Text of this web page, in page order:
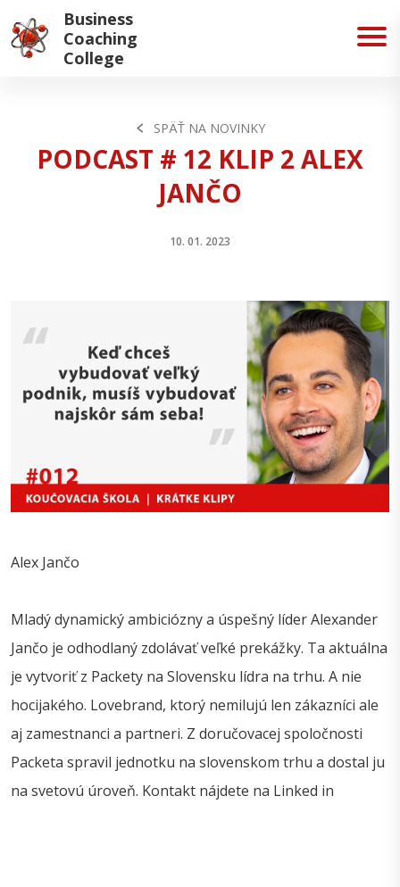
Business
Coaching
College
SPÄŤ NA NOVINKY
PODCAST # 12 KLIP 2 ALEX
JANČO
10. 01. 2023
Alex Jančo
Mladý dynamický ambiciózny a úspešný líder Alexander
Jančo je odhodlaný zdolávať veľké prekážky. Ta aktuálna
je vytvoriť z Packety na Slovensku lídra na trhu. A nie
hocijakého. Lovebrand, ktorý nemilujú len zákazníci ale
aj zamestnanci a partneri. Z doručovacej spoločnosti
Packeta spravil jednotku na slovenskom trhu a dostal ju
na svetovú úroveň. Kontakt nájdete na Linked in